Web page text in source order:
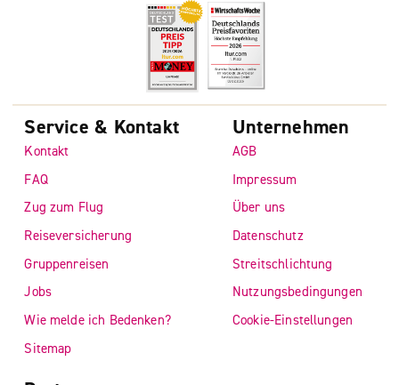
Service & Kontakt
Kontakt
FAQ
Zug zum Flug
Reiseversicherung
Gruppenreisen
Jobs
Wie melde ich Bedenken?
Sitemap
Unternehmen
AGB
Impressum
Über uns
Datenschutz
Streitschlichtung
Nutzungsbedingungen
Cookie-Einstellungen